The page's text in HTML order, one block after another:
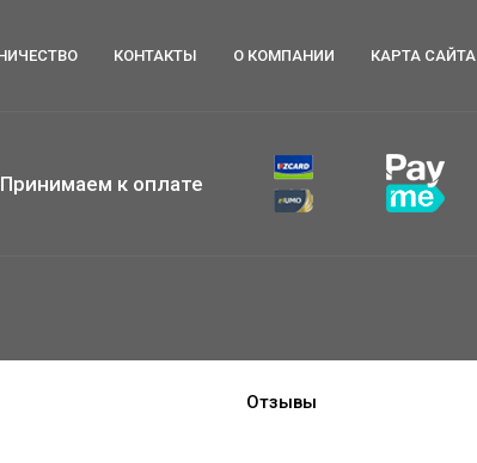
Отзывы
КОНТАКТЫ О КОМПАНИИ КАРТА САЙТА
Принимаем к оплате